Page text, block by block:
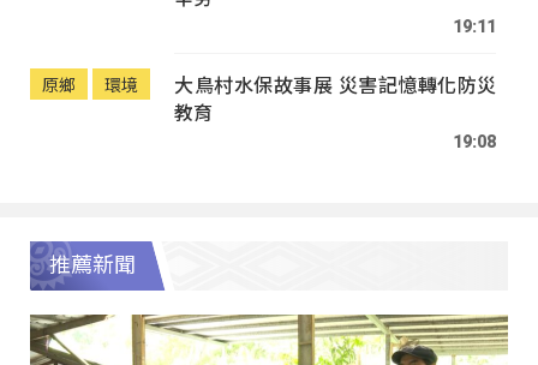
19:11
原鄉 環境
大鳥村水保故事展 災害記憶轉化防災
教育
19:08
推薦新聞